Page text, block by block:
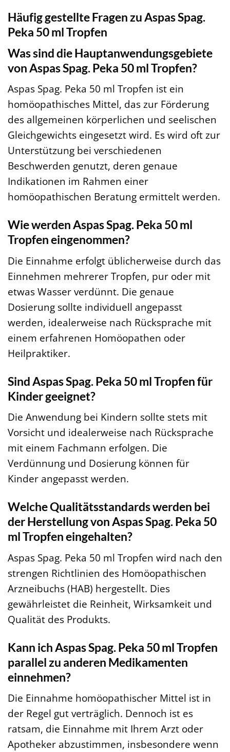
Häufig gestellte Fragen zu Aspas Spag.
Peka 50 ml Tropfen
Was sind die Hauptanwendungsgebiete
von Aspas Spag. Peka 50 ml Tropfen?
Aspas Spag. Peka 50 ml Tropfen ist ein
homöopathisches Mittel, das zur Förderung
des allgemeinen körperlichen und seelischen
Gleichgewichts eingesetzt wird. Es wird oft zur
Unterstützung bei verschiedenen
Beschwerden genutzt, deren genaue
Indikationen im Rahmen einer
homöopathischen Beratung ermittelt werden.
Wie werden Aspas Spag. Peka 50 ml
Tropfen eingenommen?
Die Einnahme erfolgt üblicherweise durch das
Einnehmen mehrerer Tropfen, pur oder mit
etwas Wasser verdünnt. Die genaue
Dosierung sollte individuell angepasst
werden, idealerweise nach Rücksprache mit
einem erfahrenen Homöopathen oder
Heilpraktiker.
Sind Aspas Spag. Peka 50 ml Tropfen für
Kinder geeignet?
Die Anwendung bei Kindern sollte stets mit
Vorsicht und idealerweise nach Rücksprache
mit einem Fachmann erfolgen. Die
Verdünnung und Dosierung können für
Kinder angepasst werden.
Welche Qualitätsstandards werden bei
der Herstellung von Aspas Spag. Peka 50
ml Tropfen eingehalten?
Aspas Spag. Peka 50 ml Tropfen wird nach den
strengen Richtlinien des Homöopathischen
Arzneibuchs (HAB) hergestellt. Dies
gewährleistet die Reinheit, Wirksamkeit und
Qualität des Produkts.
Kann ich Aspas Spag. Peka 50 ml Tropfen
parallel zu anderen Medikamenten
einnehmen?
Die Einnahme homöopathischer Mittel ist in
der Regel gut verträglich. Dennoch ist es
ratsam, die Einnahme mit Ihrem Arzt oder
Apotheker abzustimmen, insbesondere wenn